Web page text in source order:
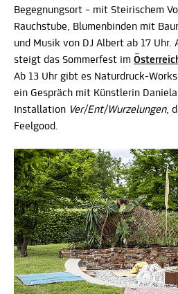
Begegnungsort – mit Steirischem
Rauchstube, Blumenbinden mit
und Musik von DJ Albert ab 17 Uhr.
steigt das Sommerfest im
Ab 13 Uhr gibt es Naturdruck-
ein Gespräch mit Künstlerin
Installation Ver/Ent/Wurzelungen,
Feelgood.